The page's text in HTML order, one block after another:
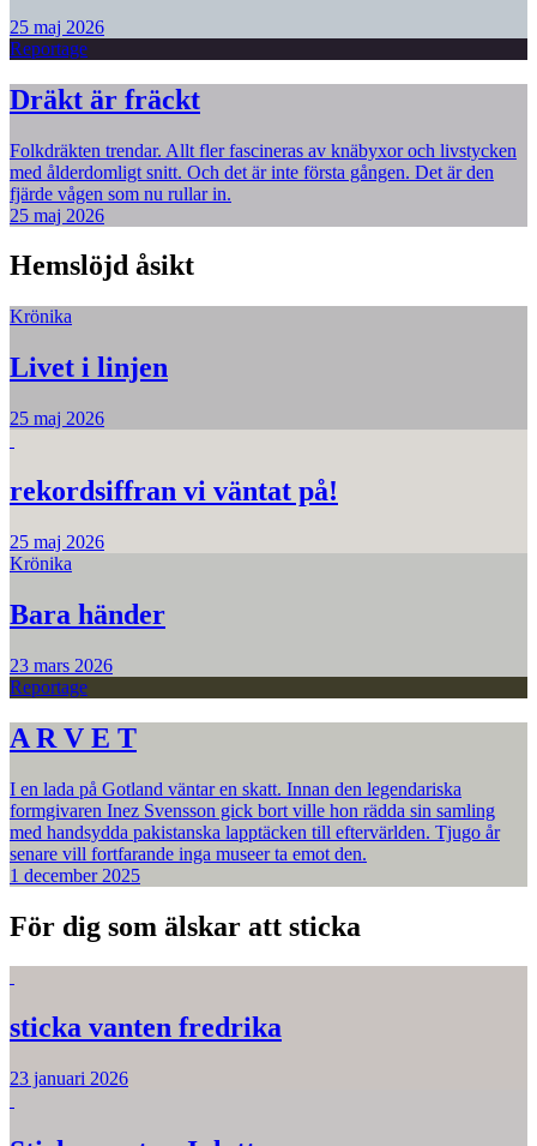
25 maj 2026
Reportage
Dräkt är fräckt
Folkdräkten trendar. Allt fler fascineras av knäbyxor och livstycken
med ålderdomligt snitt. Och det är inte första gången. Det är den
fjärde vågen som nu rullar in.
25 maj 2026
Hemslöjd åsikt
Krönika
Livet i linjen
25 maj 2026
rekordsiffran vi väntat på!
25 maj 2026
Krönika
Bara händer
23 mars 2026
Reportage
A R V E T
I en lada på Gotland väntar en skatt. Innan den legendariska
formgivaren Inez Svensson gick bort ville hon rädda sin samling
med handsydda pakistanska lapptäcken till eftervärlden. Tjugo år
senare vill fortfarande inga museer ta emot den.
1 december 2025
För dig som älskar att sticka
sticka vanten fredrika
23 januari 2026